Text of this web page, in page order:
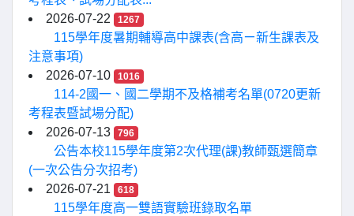
2026-07-22
1267
115學年度暑期輔導高中課表(含高ㄧ新生課表及
注意事項)
2026-07-10
1016
114-2國一、國二學期不及格補考名單(0720更新
考程表暨試場分配)
2026-07-13
796
公告本校115學年度第2次代理(課)教師甄選簡章
(一次公告分次招考)
2026-07-21
618
115學年度高一雙語實驗班錄取名單